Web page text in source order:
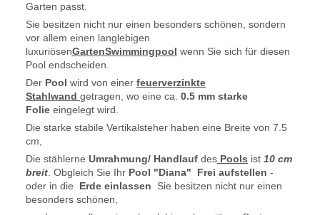
Garten passt.
Sie besitzen nicht nur einen besonders schönen, sondern
vor allem einen langlebigen
luxuriösenGartenSwimmingpool wenn Sie sich für diesen
Pool endscheiden.
Der Pool wird von einer feuerverzinkte
Stahlwand getragen, wo eine ca. 0.5 mm starke
Folie eingelegt wird.
Die starke stabile Vertikalsteher haben eine Breite von 7.5
cm,
Die stählerne Umrahmung/ Handlauf des Pools ist 10 cm
breit . Obgleich Sie Ihr Pool "Diana" Frei aufstellen -
oder in die Erde einlassen Sie besitzen nicht nur einen
besonders schönen,